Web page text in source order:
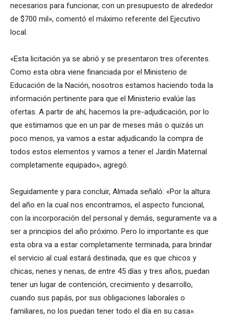
necesarios para funcionar, con un presupuesto de alrededor
de $700 mil», comentó el máximo referente del Ejecutivo
local.
«Esta licitación ya se abrió y se presentaron tres oferentes.
Como esta obra viene financiada por el Ministerio de
Educación de la Nación, nosotros estamos haciendo toda la
información pertinente para que el Ministerio evalúe las
ofertas. A partir de ahí, hacemos la pre-adjudicación, por lo
que estimamos que en un par de meses más o quizás un
poco menos, ya vamos a estar adjudicando la compra de
todos estos elementos y vamos a tener el Jardín Maternal
completamente equipado», agregó.
Seguidamente y para concluir, Almada señaló: «Por la altura
del año en la cual nos encontramos, el aspecto funcional,
con la incorporación del personal y demás, seguramente va a
ser a principios del año próximo. Pero lo importante es que
esta obra va a estar completamente terminada, para brindar
el servicio al cual estará destinada, que es que chicos y
chicas, nenes y nenas, de entre 45 días y tres años, puedan
tener un lugar de contención, crecimiento y desarrollo,
cuando sus papás, por sus obligaciones laborales o
familiares, no los puedan tener todo el día en su casa».